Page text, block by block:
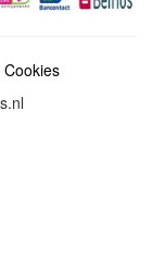
Cookies